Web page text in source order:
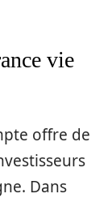
vie
offre de
Dans